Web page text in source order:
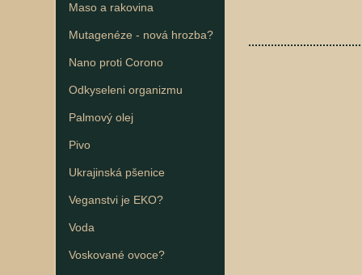
Maso a rakovina
Mutagenéze - nová hrozba?
Nano proti Corono
Odkyseleni organizmu
Palmový olej
Pivo
Ukrajinská pšenice
Veganstvi je EKO?
Voda
Voskované ovoce?